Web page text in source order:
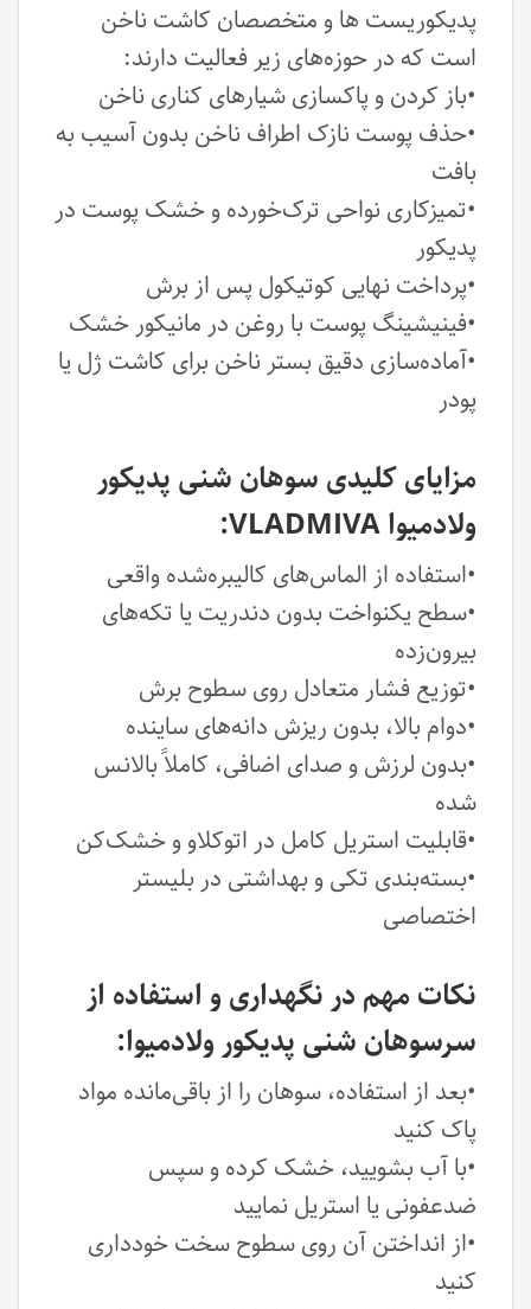
پدیکوریست ها و متخصصان کاشت ناخن
است که در حوزه‌های زیر فعالیت دارند:
•باز کردن و پاکسازی شیارهای کناری ناخن
•حذف پوست نازک اطراف ناخن بدون آسیب به
بافت
•تمیزکاری نواحی ترک‌خورده و خشک پوست در
پدیکور
•پرداخت نهایی کوتیکول پس از برش
•فینیشینگ پوست با روغن در مانیکور خشک
•آماده‌سازی دقیق بستر ناخن برای کاشت ژل یا
پودر
مزایای کلیدی سوهان‌ شنی پدیکور
ولادمیوا VLADMIVA:
•استفاده از الماس‌های کالیبره‌شده واقعی
•سطح یکنواخت بدون دندریت یا تکه‌های
بیرون‌زده
•توزیع فشار متعادل روی سطوح برش
•دوام بالا، بدون ریزش دانه‌های ساینده
•بدون لرزش و صدای اضافی، کاملاً بالانس
شده
•قابلیت استریل کامل در اتوکلاو و خشک‌کن
•بسته‌بندی تکی و بهداشتی در بلیستر
اختصاصی
نکات مهم در نگهداری و استفاده از
سرسوهان شنی پدیکور ولادمیوا:
•بعد از استفاده، سوهان را از باقی‌مانده مواد
پاک کنید
•با آب بشویید، خشک کرده و سپس
ضدعفونی یا استریل نمایید
•از انداختن آن روی سطوح سخت خودداری
کنید